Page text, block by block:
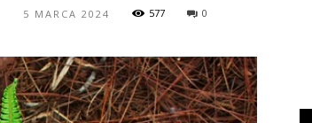
5 MARCA 2024 577 0